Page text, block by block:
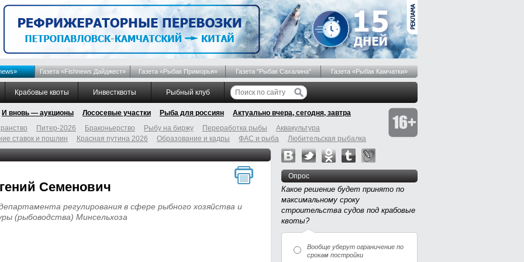
Газета «Fishnews Дайджест» Газета «Рыбак Приморья» Газета "Рыбак Сахалина" Газета «Рыбак Камчатки»
Крабовые квоты Инвестквоты Рыбный клуб
И вновь — аукционы Лососевые участки Рыба для россиян
Актуально вчера, сегодня, завтра
Питер-2026 Браконьерство Рыбу на биржу Переработка рыбы
Аквакультура
ставок и пошлин Красная путина 2026 Образование и кадры ФАС и рыба
Любительская рыбалка
Семенович
регулирования в сфере рыбного хозяйства и
(рыбоводства) Минсельхоза
Опрос
Какое решение будет принято по
максимальному сроку
строительства судов под крабовые
квоты?
Вообще уберут ограничение по
срокам постройки